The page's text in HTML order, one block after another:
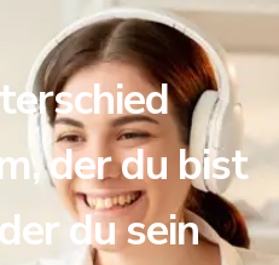
der du bist
du sein